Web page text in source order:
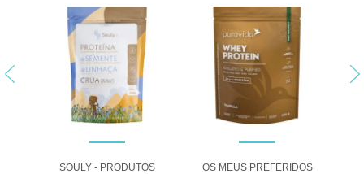
SOULY - PRODUTOS
OS MEUS PREFERIDOS